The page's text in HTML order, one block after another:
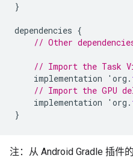
}
dependencies {
// Other
// Import the Task
implementation
' org .
// Import the GPU
implementation
' org .
}
注：从 Android Gradle 插件